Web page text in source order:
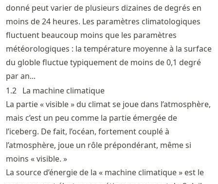
donné peut varier de plusieurs dizaines de degrés en
moins de 24 heures. Les paramètres climatologiques
fluctuent beaucoup moins que les paramètres
météorologiques : la température moyenne à la surface
du globle fluctue typiquement de moins de 0,1 degré
par an...
1.2 La machine climatique
La partie « visible » du climat se joue dans l’atmosphère,
mais c’est un peu comme la partie émergée de
l’iceberg. De fait, l’océan, fortement couplé à
l’atmosphère, joue un rôle prépondérant, même si
moins « visible. »
La source d’énergie de la « machine climatique » est le